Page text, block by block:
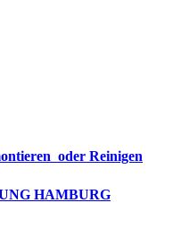
oder Reinigen
HAMBURG